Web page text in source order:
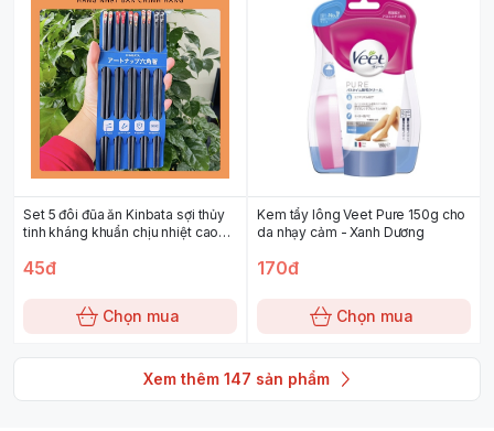
￼Set 5 đôi đũa ăn Kinbata sợi thủy
tinh kháng khuẩn chịu nhiệt cao
45đ
Chọn mua
Kem tẩy lông Veet Pure 150g cho
da nhạy cảm - Xanh Dương
170đ
Chọn mua
Xem thêm 147 sản phẩm